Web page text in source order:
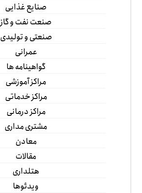
صنایع غذایی
صنعت نفت و گاز
صنعتی و تولیدی
عمرانی
گواهینامه ها
مراکز آموزشی
مراکز خدماتی
مراکز درمانی
مشتری مداری
معادن
مقالات
هتلداری
ویدئوها